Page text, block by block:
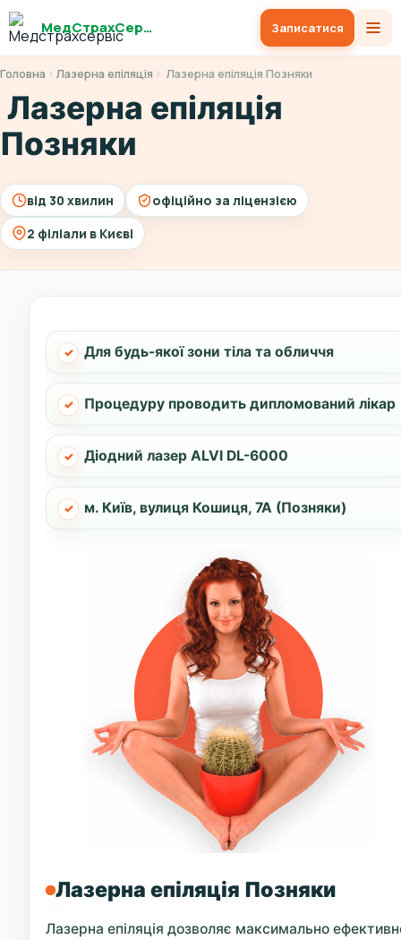
МедСтрахСервіс Записатися
Головна Лазерна епіляція Лазерна епіляція Позняки
Лазерна епіляція
Позняки
від 30 хвилин
офіційно за ліцензією
2 філіали в Києві
Для будь-якої зони тіла та обличчя
Процедуру проводить дипломований лікар
Діодний лазер ALVI DL-6000
м. Київ, вулиця Кошиця, 7А (Позняки)
Лазерна епіляція Позняки
Лазерна епіляція дозволяє максимально